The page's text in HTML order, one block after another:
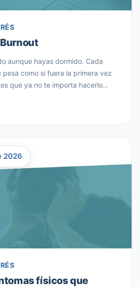
aunque hayas dormido. Cada
como si fuera la primera vez
que ya no te importa hacerlo
más serio. Si te sientes
2026
físicos que